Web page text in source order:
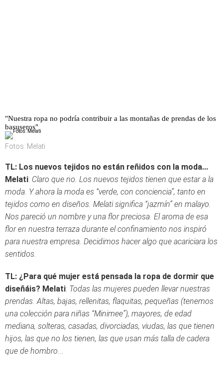
"Nuestra ropa no podría contribuir a las montañas de prendas de los
basuseros"
Fotos: Melati
TL: Los nuevos tejidos no están reñidos con la moda...
Melati: Claro que no. Los nuevos tejidos tienen que estar a la
moda. Y ahora la moda es “verde, con conciencia”, tanto en
tejidos como en diseños. Melati significa “jazmín” en malayo.
Nos pareció un nombre y una flor preciosa. El aroma de esa
flor en nuestra terraza durante el confinamiento nos inspiró
para nuestra empresa. Decidimos hacer algo que acariciara los
sentidos.
TL: ¿Para qué mujer está pensada la ropa de dormir que
diseñáis? Melati: Todas las mujeres pueden llevar nuestras
prendas. Altas, bajas, rellenitas, flaquitas, pequeñas (tenemos
una colección para niñas “Minimee”), mayores, de edad
mediana, solteras, casadas, divorciadas, viudas, las que tienen
hijos, las que no los tienen, las que usan más talla de cadera
que de hombro...